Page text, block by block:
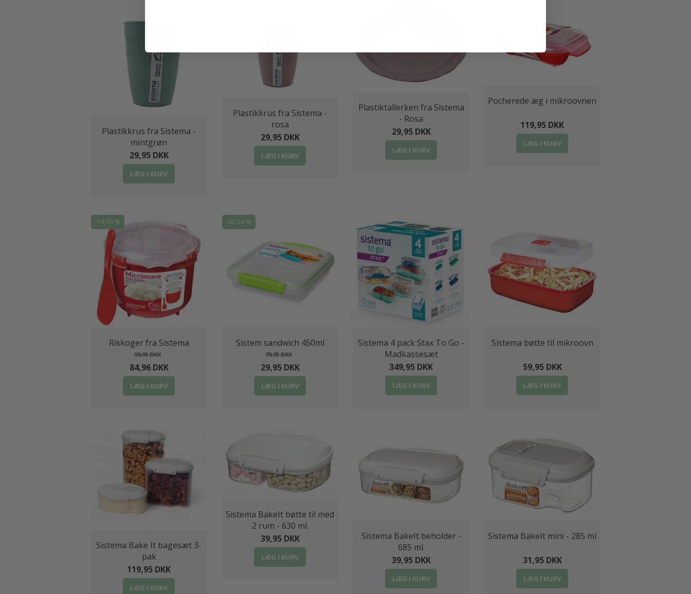
Plastikkrus fra Sistema -
mintgrøn
29,95 DKK
LÆG I KURV
Plastikkrus fra Sistema -
rosa
29,95 DKK
LÆG I KURV
Plastiktallerken fra Sistema
- Rosa
29,95 DKK
LÆG I KURV
Pocherede æg i mikroovnen
119,95 DKK
LÆG I KURV
-14,99 %
Riskoger fra Sistema
99,95 DKK
84,96 DKK
LÆG I KURV
-62,54 %
Sistem sandwich 450ml
79,95 DKK
29,95 DKK
LÆG I KURV
Sistema 4 pack Stax To Go -
Madkassesæt
349,95 DKK
LÆG I KURV
Sistema bøtte til mikroovn
59,95 DKK
LÆG I KURV
Sistema Bake It bagesæt 3-
pak
119,95 DKK
LÆG I KURV
Sistema BakeIt bøtte til med
2 rum - 630 ml.
39,95 DKK
LÆG I KURV
Sistema BakeIt beholder -
685 ml.
39,95 DKK
LÆG I KURV
Sistema BakeIt mini - 285 ml
31,95 DKK
LÆG I KURV